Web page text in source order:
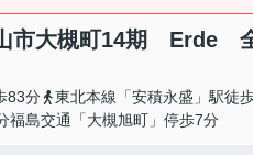
市大槻町14期 Erde
83分
東北本線「安積永盛」駅徒
福島交通「大槻旭町」停歩7分